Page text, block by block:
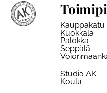
Kauppakatu
Kuokkala
Palokka
Seppälä
Studio AK
Koulu